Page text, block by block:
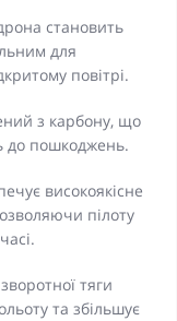
становить
для
повітрі.
з карбону, що
до пошкоджень.
високоякісне
пілоту
тяги
та збільшує